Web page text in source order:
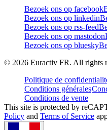
Bezoek ons op facebook
Bezoek ons op linkedin
Bezoek ons op rss-feed
Bezoek ons op mastodon
Bezoek ons op bluesky
© 2026 Euractiv FR. All rights
Politique de
Conditions générales
Conditions de vente
This site is protected by
Policy and Terms of Service